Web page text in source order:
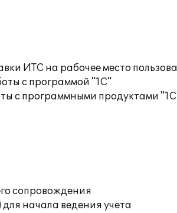
ИТС на рабочее место
с программой "1С"
с программными продуктами
сопровождения
начала ведения учета